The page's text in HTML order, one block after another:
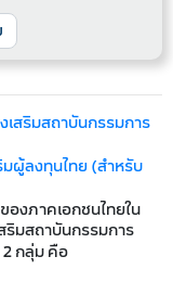
เสริมสถาบันกรรมการ
มผู้ลงทุนไทย (สำหรับ
งภาคเอกชนไทยใน
ริมสถาบันกรรมการ
กลุ่ม คือ